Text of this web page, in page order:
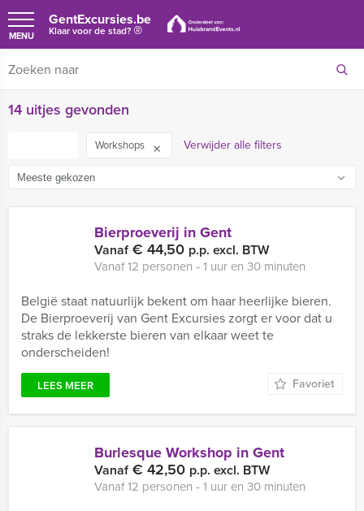
GentExcursies.be
Klaar voor de stad?®
MENU
14 uitjes gevonden
Workshops Verwijder alle filters
Bierproeverij in Gent
Vanaf€ 44,50 p.p. excl. BTW
Vanaf 12 personen ‐ 1 uur en 30 minuten
België staat natuurlijk bekent om haar heerlijke bieren.
De Bierproeverij van Gent Excursies zorgt er voor dat u
straks de lekkerste bieren van elkaar weet te
onderscheiden!
LEES MEER Favoriet
Burlesque Workshop in Gent
Vanaf€ 42,50 p.p. excl. BTW
Vanaf 12 personen ‐ 1 uur en 30 minuten